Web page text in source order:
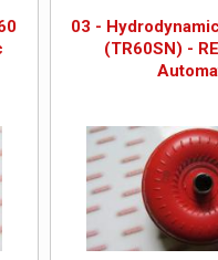
03 -
(TR60SN) -